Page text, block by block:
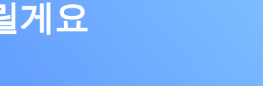
게요